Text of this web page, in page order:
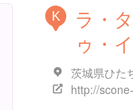
K
ラ・
ゥ・
http://